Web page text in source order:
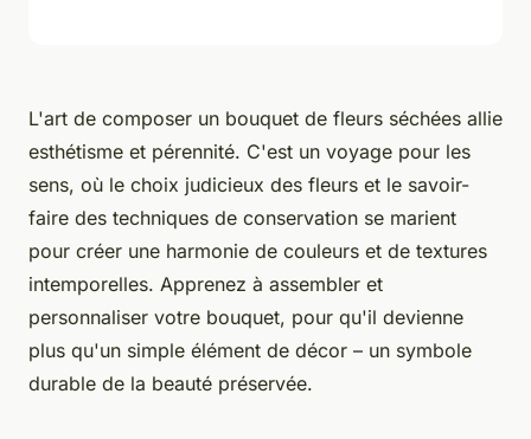
L'art de composer un bouquet de fleurs séchées allie
esthétisme et pérennité. C'est un voyage pour les
sens, où le choix judicieux des fleurs et le savoir-
faire des techniques de conservation se marient
pour créer une harmonie de couleurs et de textures
intemporelles. Apprenez à assembler et
personnaliser votre bouquet, pour qu'il devienne
plus qu'un simple élément de décor – un symbole
durable de la beauté préservée.